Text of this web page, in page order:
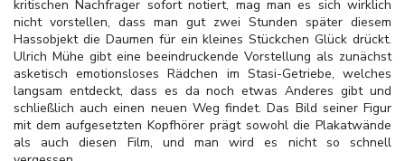
kritischen Nachfrager sofort notiert, mag man es sich wirklich
nicht vorstellen, dass man gut zwei Stunden später diesem
Hassobjekt die Daumen für ein kleines Stückchen Glück drückt.
Ulrich Mühe gibt eine beeindruckende Vorstellung als zunächst
asketisch emotionsloses Rädchen im Stasi-Getriebe, welches
langsam entdeckt, dass es da noch etwas Anderes gibt und
schließlich auch einen neuen Weg findet. Das Bild seiner Figur
mit dem aufgesetzten Kopfhörer prägt sowohl die Plakatwände
als auch diesen Film, und man wird es nicht so schnell